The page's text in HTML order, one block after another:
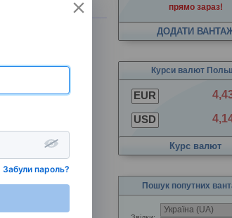
прямо зараз!
ДОДАТИ
Курси валют
EUR
USD
Курс валют
Пошук попутних
Забули пароль?